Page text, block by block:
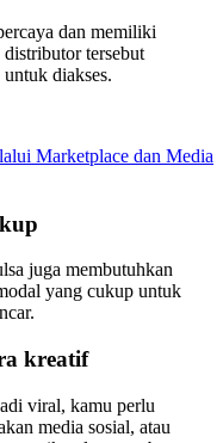
dan memiliki
tersebut
diakses.
Marketplace dan Media
juga membutuhkan
yang cukup untuk
kreatif
viral, kamu perlu
media sosial, atau